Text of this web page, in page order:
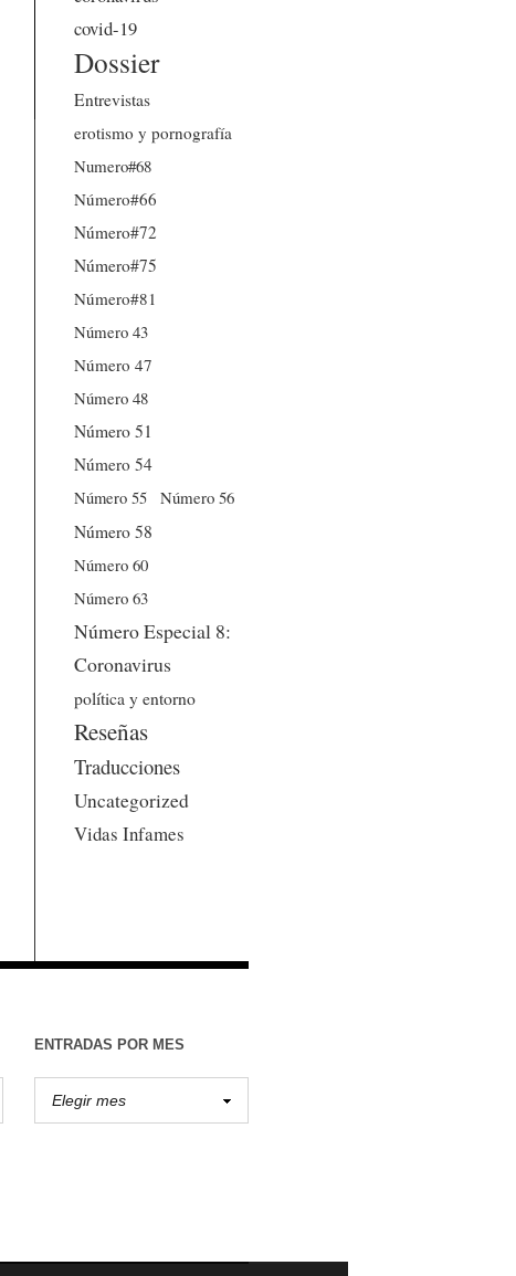
covid-19
Dossier
Entrevistas
erotismo y pornografía
Numero#68
Número#66
Número#72
Número#75
Número#81
Número 43
Número 47
Número 48
Número 51
Número 54
Número 55
Número 56
Número 58
Número 60
Número 63
Número Especial 8:
Coronavirus
política y entorno
Reseñas
Traducciones
Uncategorized
Vidas Infames
ENTRADAS POR MES